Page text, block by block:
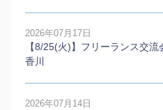
2026年07月17日
【8/25(火)】フリーランス交
香川
2026年07月14日